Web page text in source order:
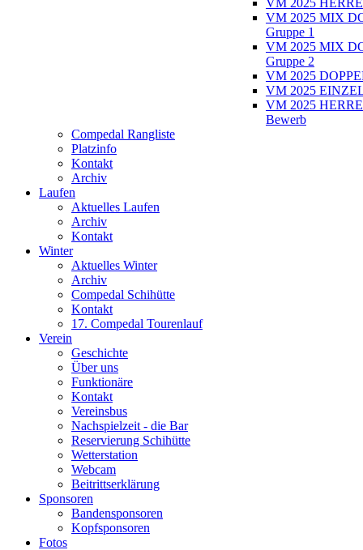
VM 2025
VM 2025 MIX
Gruppe 1
VM 2025 MIX
Gruppe 2
VM 2025
VM 2025
VM 2025
Bewerb
Compedal Rangliste
Platzinfo
Kontakt
Archiv
Laufen
Aktuelles Laufen
Archiv
Kontakt
Winter
Aktuelles Winter
Archiv
Compedal Schihütte
Kontakt
17. Compedal Tourenlauf
Verein
Geschichte
Über uns
Funktionäre
Kontakt
Vereinsbus
Nachspielzeit - die Bar
Reservierung Schihütte
Wetterstation
Webcam
Beitrittserklärung
Sponsoren
Bandensponsoren
Kopfsponsoren
Fotos